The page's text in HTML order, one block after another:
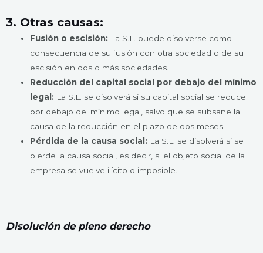
3. Otras causas:
Fusión o escisión: La S.L. puede disolverse como
consecuencia de su fusión con otra sociedad o de su
escisión en dos o más sociedades.
Reducción del capital social por debajo del mínimo
legal: La S.L. se disolverá si su capital social se reduce
por debajo del mínimo legal, salvo que se subsane la
causa de la reducción en el plazo de dos meses.
Pérdida de la causa social: La S.L. se disolverá si se
pierde la causa social, es decir, si el objeto social de la
empresa se vuelve ilícito o imposible.
Disolución de pleno derecho